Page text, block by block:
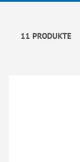
11 PRODUKTE